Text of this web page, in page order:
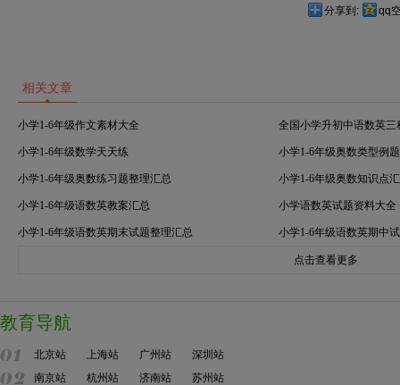
分享到: qq
相关文章
小学1-6年级作文素材大全 全国小学升初中语数英三
小学1-6年级数学天天练 小学1-6年级奥数类型例
小学1-6年级奥数练习题整理汇总 小学1-6年级奥数知识点
小学1-6年级语数英教案汇总 小学语数英试题资料大全
小学1-6年级语数英期末试题整理汇总 小学1-6年级语数英期中
点击查看更多
教育导航
北京站 上海站 广州站
深圳站
南京站
杭州站 济南站
苏州站